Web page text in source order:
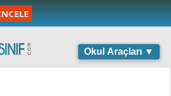
Okul Araçları ▼